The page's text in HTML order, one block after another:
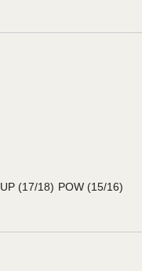
UP (17/18) POW (15/16)